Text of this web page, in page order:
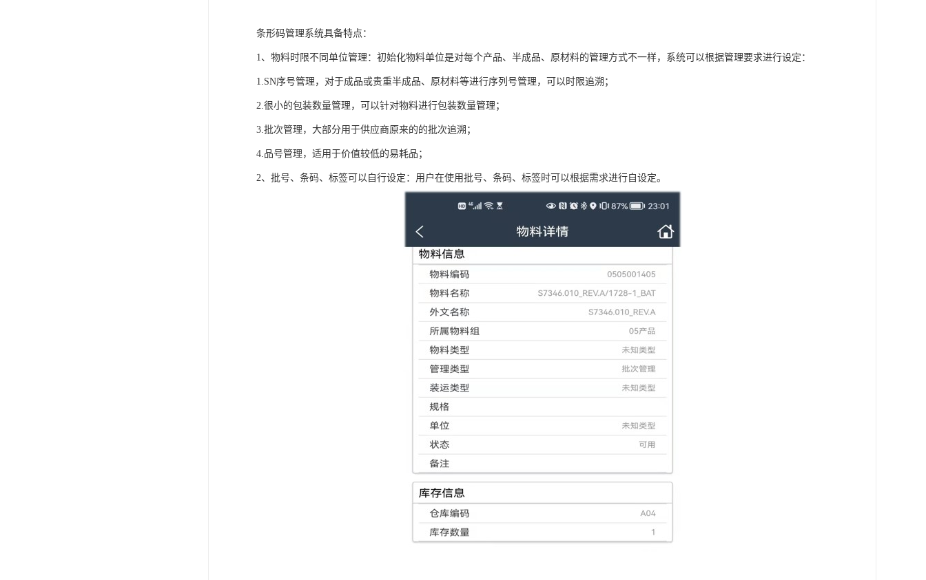
条形码管理系统具备特点：
1、物料时限不同单位管理：初始化物料单位是对每个产品、半成品、原材料的管理方式不一样，系统可以根据管理要求进行设定：
1.SN序号管理，对于成品或贵重半成品、原材料等进行序列号管理，可以时限追溯；
2.很小的包装数量管理，可以针对物料进行包装数量管理；
3.批次管理，大部分用于供应商原来的的批次追溯；
4.品号管理，适用于价值较低的易耗品；
2、批号、条码、标签可以自行设定：用户在使用批号、条码、标签时可以根据需求进行自设定。